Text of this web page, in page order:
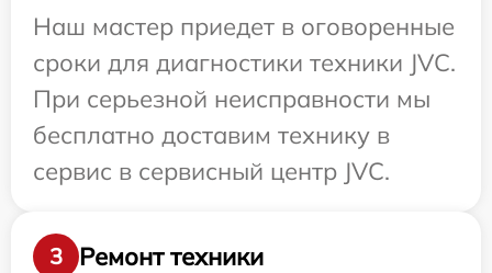
Наш мастер приедет в оговоренные
сроки для диагностики техники JVC.
При серьезной неисправности мы
бесплатно доставим технику в
сервис в сервисный центр JVC.
3
Ремонт техники